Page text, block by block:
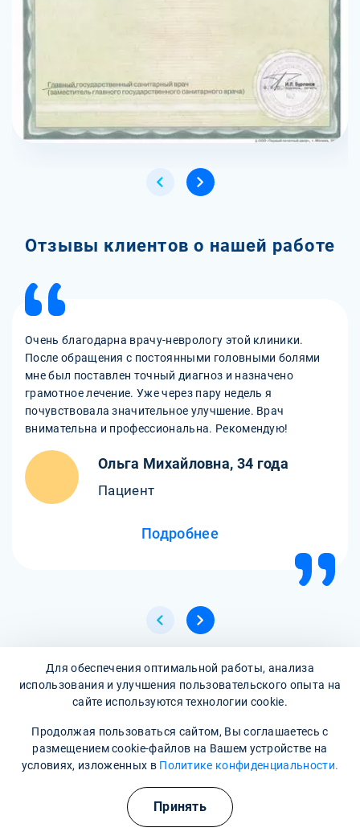
Отзывы клиентов о нашей работе
Очень благодарна врачу-неврологу этой клиники.
После обращения с постоянными головными болями
мне был поставлен точный диагноз и назначено
грамотное лечение. Уже через пару недель я
почувствовала значительное улучшение. Врач
внимательна и профессиональна. Рекомендую!
Ольга Михайловна, 34 года
Пациент
Подробнее
Все отзывы
Написать отзыв
Часто задаваемые вопросы
Для обеспечения оптимальной работы, анализа
использования и улучшения пользовательского опыта на
сайте используются технологии cookie.
Продолжая пользоваться сайтом, Вы соглашаетесь с
размещением cookie-файлов на Вашем устройстве на
условиях, изложенных в Политике конфиденциальности.
Принять